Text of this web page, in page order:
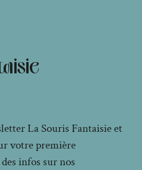
La Souris Fantaisie et
votre première
infos sur nos